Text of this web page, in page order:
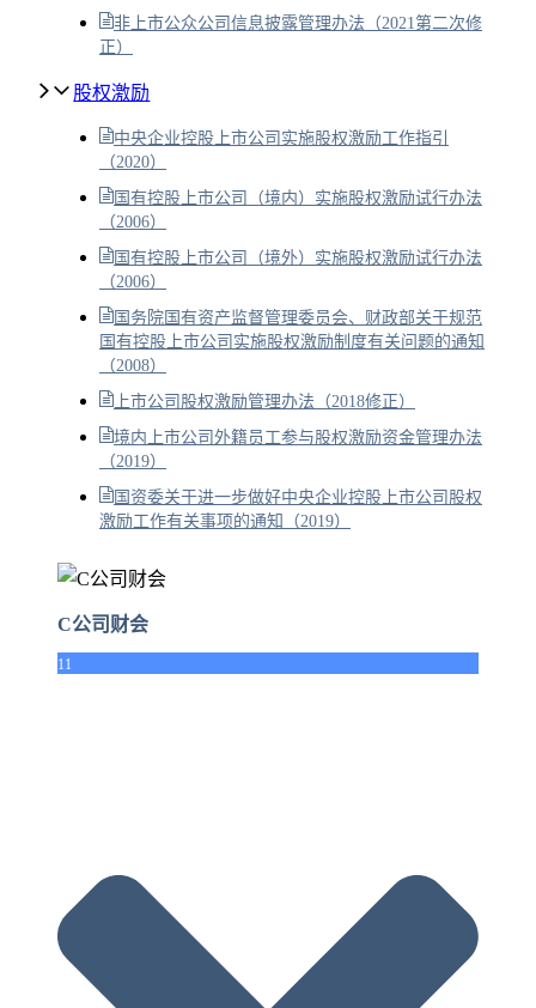
非上市公众公司信息披露管理办法（2021第二次修
正）
股权激励
中央企业控股上市公司实施股权激励工作指引
（2020）
国有控股上市公司（境内）实施股权激励试行办法
（2006）
国有控股上市公司（境外）实施股权激励试行办法
（2006）
国务院国有资产监督管理委员会、财政部关于规范
国有控股上市公司实施股权激励制度有关问题的通知
（2008）
上市公司股权激励管理办法（2018修正）
境内上市公司外籍员工参与股权激励资金管理办法
（2019）
国资委关于进一步做好中央企业控股上市公司股权
激励工作有关事项的通知（2019）
C公司财会
11